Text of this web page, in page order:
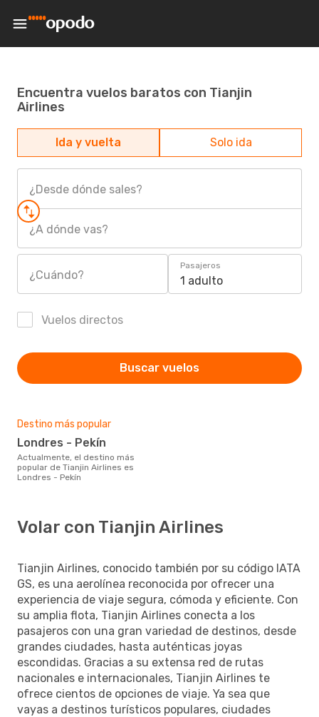
Encuentra vuelos baratos con Tianjin
Airlines
Ida y vuelta Solo ida
¿Desde dónde sales?
¿A dónde vas?
¿Cuándo?
Pasajeros
1 adulto
Vuelos directos
Buscar vuelos
Destino más popular
Londres - Pekín
Actualmente, el destino más
popular de Tianjin Airlines es
Londres - Pekín
Volar con Tianjin Airlines
Tianjin Airlines, conocido también por su código IATA
GS, es una aerolínea reconocida por ofrecer una
experiencia de viaje segura, cómoda y eficiente. Con
su amplia flota, Tianjin Airlines conecta a los
pasajeros con una gran variedad de destinos, desde
grandes ciudades, hasta auténticas joyas
escondidas. Gracias a su extensa red de rutas
nacionales e internacionales, Tianjin Airlines te
ofrece cientos de opciones de viaje. Ya sea que
vayas a destinos turísticos populares, ciudades